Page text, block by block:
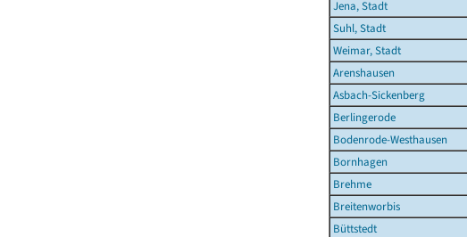
Jena, Stadt
Suhl, Stadt
Weimar, Stadt
Arenshausen
Asbach-Sickenberg
Berlingerode
Bodenrode-Westhausen
Bornhagen
Brehme
Breitenworbis
Büttstedt